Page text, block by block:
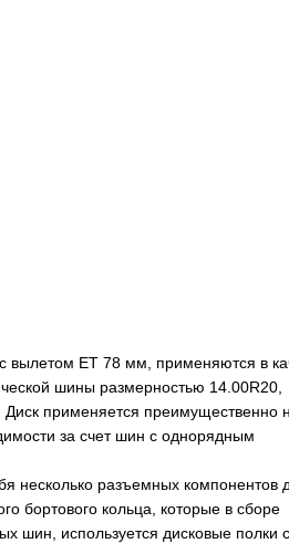
вылетом ET 78 мм, применяются в
шины размерностью 14.00R20,
применяется преимущественно
за счет шин с однорядным
несколько разъемных компонентов
бортового кольца, которые в сборе
шин, используется дисковые полки с